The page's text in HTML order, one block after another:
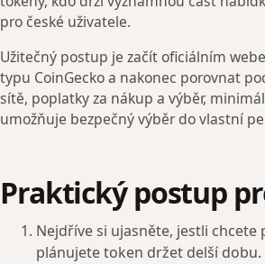
pro české uživatele.
Užitečný postup je začít oficiálním
typu CoinGecko a nakonec porovnat
sítě, poplatky za nákup a výběr,
umožňuje bezpečný výběr do vlastní
Praktický postup
Nejdříve si ujasněte, jestli
plánujete token držet delší dobu.